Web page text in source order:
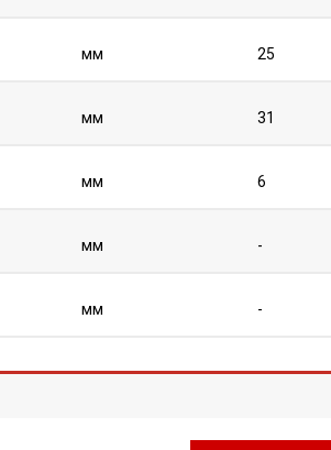
мм 25
мм 31
мм 6
мм -
мм -